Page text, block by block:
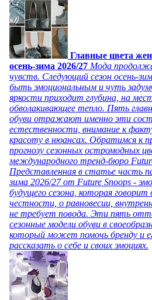
Главные цвета
осень-зима 2026/27 Мода
чувств. Следующий сезон осень-
быть эмоциональным и чуть
яркости приходит глубина, на
обволакивающее тепло. Пять
обуви отражают именно эти
естественности, внимание к
красоту в нюансах. Обратимся к
прогнозу сезонных остромодных
международного тренд-бюро
Представленная в статье часть
зима 2026/27 от Future Snoops -
будущего сезона, которая говорит
честности, о равновесии,
не требует повода. Эти пять
сезонные модели обуви в
который может помочь бренду и
рассказать о себе и своих эмоциях.